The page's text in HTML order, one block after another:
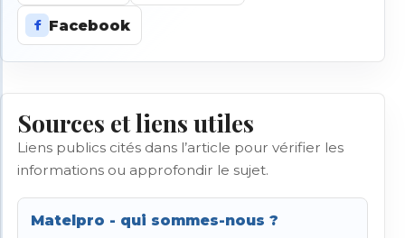
Facebook
Sources et liens utiles
Liens publics cités dans l’article pour vérifier les
informations ou approfondir le sujet.
Matelpro - qui sommes-nous ?